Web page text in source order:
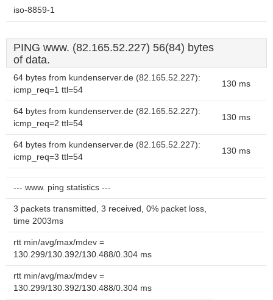
iso-8859-1
PING www. (82.165.52.227) 56(84) bytes
of data.
64 bytes from kundenserver.de (82.165.52.227):
icmp_req=1 ttl=54
130 ms
64 bytes from kundenserver.de (82.165.52.227):
icmp_req=2 ttl=54
130 ms
64 bytes from kundenserver.de (82.165.52.227):
icmp_req=3 ttl=54
130 ms
--- www. ping statistics ---
3 packets transmitted, 3 received, 0% packet loss,
time 2003ms
rtt min/avg/max/mdev =
130.299/130.392/130.488/0.304 ms
rtt min/avg/max/mdev =
130.299/130.392/130.488/0.304 ms